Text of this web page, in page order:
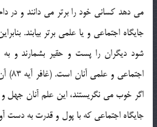
مي دهد كساني خود را برتر مي دانند و در
جايگاه اجتماعي و يا علمي برتر بيابند.
شود ديگران را پست و حقير بشمارند و به
اگر خوب مي نگريستند، اين علم آنان
جايگاه اجتماعي كه با پول و قدرت به دست